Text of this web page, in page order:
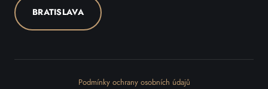
BRATISLAVA
Podmínky ochrany osobních údajů